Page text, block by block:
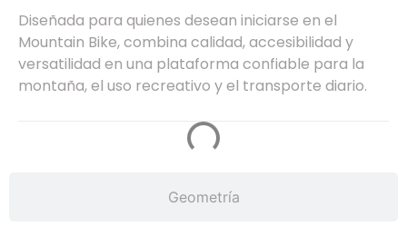
Geometría
Diseñada para quienes desean iniciarse en el
Mountain Bike, combina calidad, accesibilidad y
versatilidad en una plataforma confiable para la
montaña, el uso recreativo y el transporte diario.